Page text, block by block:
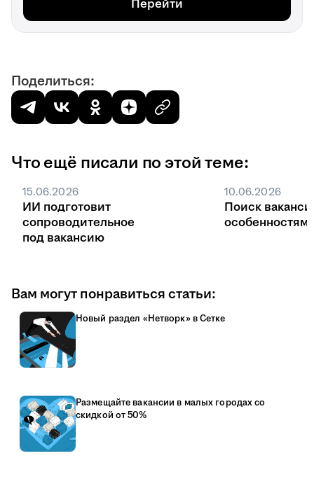
Перейти
Поделиться:
Что ещё писали по этой теме:
15.06.2026
ИИ подготовит
сопроводительное
под вакансию
10.06.2026
Поиск
Вам могут понравиться статьи:
Новый раздел «Нетворк» в Сетке
Размещайте вакансии в малых городах со
скидкой от 50%